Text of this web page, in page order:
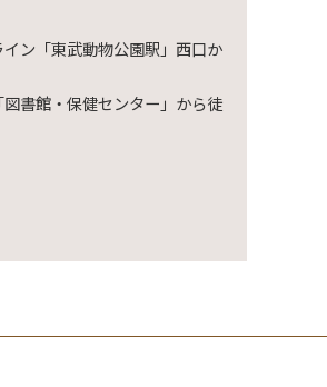
ン「東武動物公園駅」西口か
書館・保健センター」から徒